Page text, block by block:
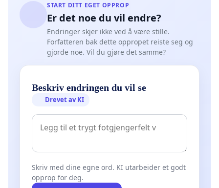
START DITT EGET OPPROP
Er det noe du vil endre?
Endringer skjer ikke ved å være stille.
Forfatteren bak dette oppropet reiste seg og
gjorde noe. Vil du gjøre det samme?
Beskriv endringen du vil se
Drevet av KI
Skriv med dine egne ord. KI utarbeider et godt
opprop for deg.